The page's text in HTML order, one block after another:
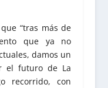
“tras más de
que ya no
damos un
el futuro de La
recorrido, con